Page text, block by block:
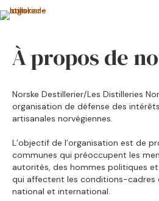
À propos de
Norske Destillerier/Les Distilleries
organisation de défense des
artisanales norvégiennes.
L’objectif de l’organisation est de
communes qui préoccupent les
autorités, des hommes politiques
qui affectent les conditions-cadres
national et international.